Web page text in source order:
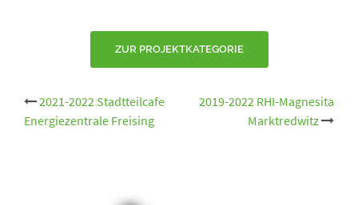
ZUR PROJEKTKATEGORIE
Beitrags-
Navigation
2021-2022 Stadtteilcafe
Energiezentrale Freising
2019-2022 RHI-Magnesita
Marktredwitz